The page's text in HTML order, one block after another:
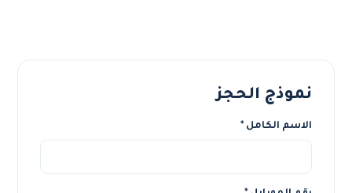
نموذج الحجز
الاسم الكامل *